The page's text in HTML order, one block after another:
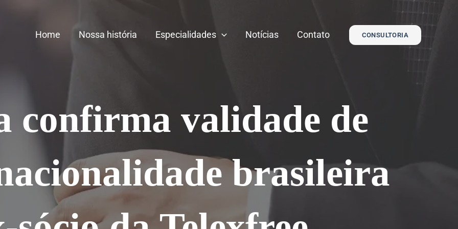
Home Nossa história Especialidades Notícias Contato CONSULTORIA
confirma validade de
brasileira